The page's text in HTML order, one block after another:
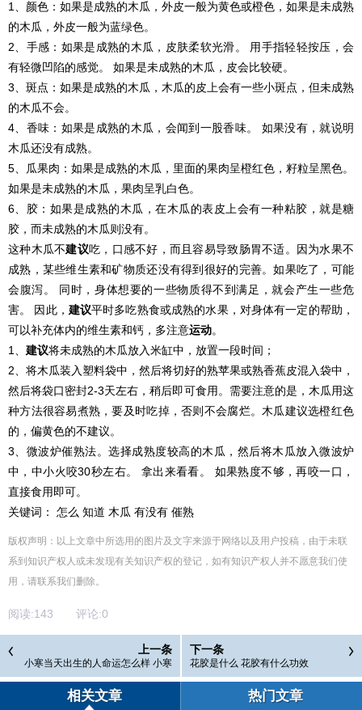
1、颜色：如果是成熟的木瓜，外皮一般为黄色或橙色，如果是未成熟
的木瓜，外皮一般为蓝绿色。
2、手感：如果是成熟的木瓜，皮肤柔软光滑。 用手指轻轻按压，会
有轻微凹陷的感觉。 如果是未成熟的木瓜，皮会比较硬。
3、斑点：如果是成熟的木瓜，木瓜的皮上会有一些小斑点，但未成熟
的木瓜不会。
4、香味：如果是成熟的木瓜，会闻到一股香味。 如果没有，就说明
木瓜还没有成熟。
5、瓜果肉：如果是成熟的木瓜，里面的果肉呈橙红色，籽粒呈黑色。
如果是未成熟的木瓜，果肉呈乳白色。
6、胶：如果是成熟的木瓜，在木瓜的表皮上会有一种粘胶，就是糖
胶，而未成熟的木瓜则没有。
这种木瓜不建议吃，口感不好，而且容易导致肠胃不适。因为水果不
成熟，某些维生素和矿物质还没有得到很好的完善。如果吃了，可能
会腹泻。 同时，身体想要的一些物质得不到满足，就会产生一些危
害。 因此， 建议平时多吃熟食或成熟的水果，对身体有一定的帮助，
可以补充体内的维生素和钙，多注意运动。
1、 建议将未成熟的木瓜放入米缸中，放置一段时间；
2、将木瓜装入塑料袋中，然后将切好的熟苹果或熟香蕉皮混入袋中，
然后将袋口密封2-3天左右，稍后即可食用。需要注意的是，木瓜用这
种方法很容易煮熟，要及时吃掉，否则不会腐烂。木瓜建议选橙红色
的，偏黄色的不建议。
3、微波炉催熟法。选择成熟度较高的木瓜，然后将木瓜放入微波炉
中，中小火咬30秒左右。 拿出来看看。 如果熟度不够，再咬一口，
直接食用即可。
关键词： 怎么 知道 木瓜 有没有 催熟
版权声明：以上文章中所选用的图片及文字来源于网络以及用户投稿，由于未联
系到知识产权人或未发现有关知识产权的登记，如有知识产权人并不愿意我们使
用，请联系我们删除。
阅读:143 评论:0
上一条
小寒当天出生的人命运怎么样 小寒
节气吃什么食物
下一条
花胶是什么 花胶有什么功效
相关文章 热门文章